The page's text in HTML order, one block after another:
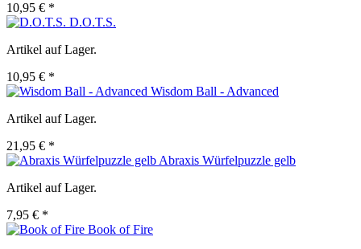
10,95 € *
D.O.T.S.
Artikel auf Lager.
10,95 € *
Wisdom Ball - Advanced
Artikel auf Lager.
21,95 € *
Abraxis Würfelpuzzle gelb
Artikel auf Lager.
7,95 € *
Book of Fire